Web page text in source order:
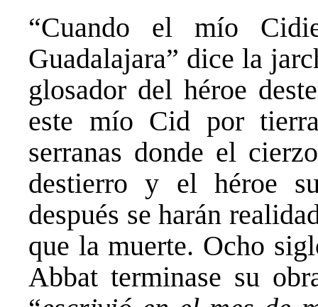
“Cuando el mío
Guadalajara” dice la
glosador del héroe
este mío Cid por
serranas donde el
destierro y el héroe
después se harán
que la muerte. Ocho
Abbat terminase su